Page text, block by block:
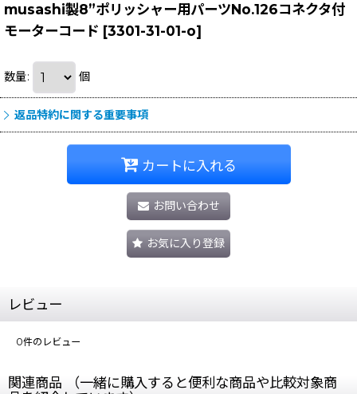
musashi製8”ポリッシャー用パーツNo.126コネクタ付
モーターコード [3301-31-01-o]
数量: 個
返品特約に関する重要事項
カートに入れる
お問い合わせ
お気に入り登録
レビュー
0件のレビュー
関連商品 （一緒に購入すると便利な商品や比較対象商